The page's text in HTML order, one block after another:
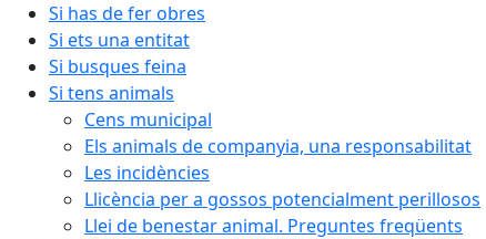
Si has de fer obres
Si ets una entitat
Si busques feina
Si tens animals
Cens municipal
Els animals de companyia, una responsabilitat
Les incidències
Llicència per a gossos potencialment perillosos
Llei de benestar animal. Preguntes freqüents